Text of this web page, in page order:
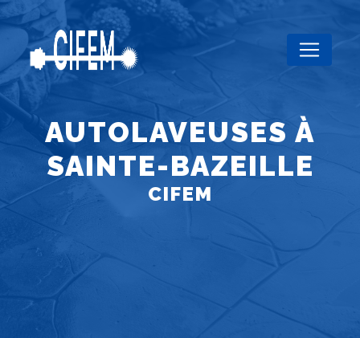
AUTOLAVEUSES À
SAINTE-BAZEILLE
CIFEM
Panneau de gestion des cookies